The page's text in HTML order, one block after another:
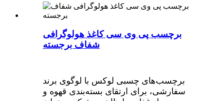
برچسب پی وی سی کاغذ هولوگرافی
شفاف برجسته
برچسب‌های چسبی لوکس با لوگوی برند
سفارشی، برای ارتقای بسته‌بندی قهوه و